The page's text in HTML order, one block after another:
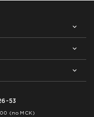
53
(по МСК)